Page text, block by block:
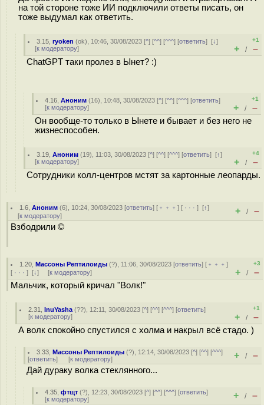
на той стороне тоже ИИ подключили ответы писать, он
тоже выдумал как ответить.
3.15 ,ryoken (ok), 10:46, 30/08/2023 [^] [^^] [^^^] [ответить][↓]
[к модератору]
+1
+ / –
ChatGPT таки пролез в Ынет? :)
4.16 ,Аноним (16), 10:48, 30/08/2023 [^] [^^] [^^^] [ответить]
[к модератору]
+1
+ / –
Он вообще-то только в Ынете и бывает и без него не
жизнеспособен.
3.19 ,Аноним (19), 11:03, 30/08/2023 [^] [^^] [^^^] [ответить][↑]
[к модератору]
+4
+ / –
Сотрудники колл-центров мстят за картонные леопарды.
1.6 ,Аноним (6), 10:24, 30/08/2023 [ответить] [ ﹢﹢﹢] [ · · ·][↑]
[к модератору] + / –
Взбодрили ©
1.20 ,Массоны Рептилоиды (?), 11:06, 30/08/2023 [ответить] [ ﹢﹢﹢]
[ · · · ] [↓] [к модератору]
+3
+ / –
Мальчик, который кричал "Волк!"
2.31 ,InuYasha (??), 12:11, 30/08/2023 [^] [^^] [^^^] [ответить]
[к модератору]
+1
+ / –
А волк спокойно спустился с холма и накрыл всё стадо. )
3.33 ,Массоны Рептилоиды (?), 12:14, 30/08/2023 [^] [^^] [^^^]
[ответить] [к модератору] + / –
Дай дураку волка стеклянного...
4.35 ,фтщт (?), 12:23, 30/08/2023 [^] [^^] [^^^] [ответить]
[к модератору] + / –